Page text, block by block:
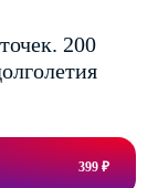
200
399 ₽